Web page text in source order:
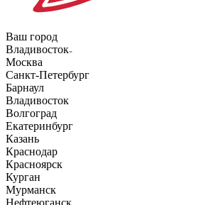
Ваш город
Владивосток
Москва
Санкт-Петербург
Барнаул
Владивосток
Волгоград
Екатеринбург
Казань
Краснодар
Красноярск
Курган
Мурманск